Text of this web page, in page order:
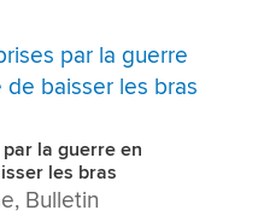
la guerre en
les bras
, Bulletin